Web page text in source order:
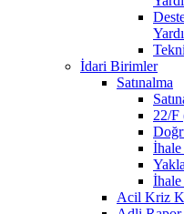
İdari Birimler
Satınalma
22/F
İhale
Acil Kriz